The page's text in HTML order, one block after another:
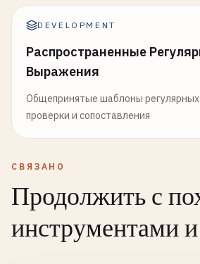
DEVELOPMENT
Распространенные
Выражения
Общепринятые шаблоны
проверки и сопоставления
СВЯЗАНО
Продолжить с
инструментами